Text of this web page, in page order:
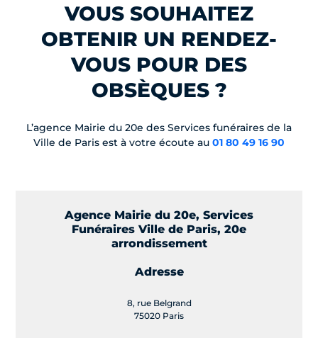
VOUS SOUHAITEZ
OBTENIR UN RENDEZ-
VOUS POUR DES
OBSÈQUES ?
L’agence Mairie du 20e des Services funéraires de la
Ville de Paris est à votre écoute au 01 80 49 16 90
Agence Mairie du 20e, Services
Funéraires Ville de Paris, 20e
arrondissement
Adresse
8, rue Belgrand
75020 Paris